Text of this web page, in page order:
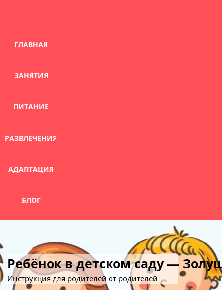
ГЛАВНАЯ
ЗАНЯТИЯ
ПИТАНИЕ
РАЗВЛЕЧЕНИЯ
АДАПТАЦИЯ
БЛОГ
Ребёнок в детском саду —
Инструкция для родителей от родителей